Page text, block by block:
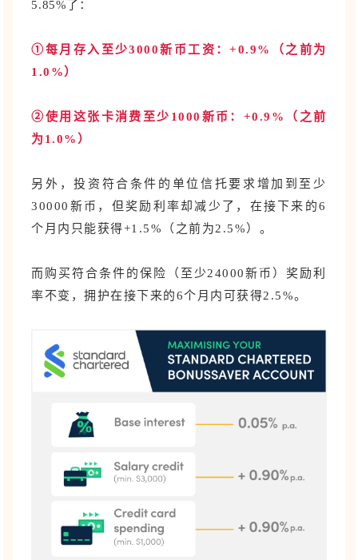
5.85%了：
①每月存入至少3000新币工资：+0.9%（之前为
1.0%）
②使用这张卡消费至少1000新币： +0.9%（之前
为1.0%）
另外，投资符合条件的单位信托要求增加到至少
30000新币，但奖励利率却减少了，在接下来的6
个月内只能获得+1.5%（之前为2.5%）。
而购买符合条件的保险（至少24000新币）奖励利
率不变，拥护在接下来的6个月内可获得2.5%。